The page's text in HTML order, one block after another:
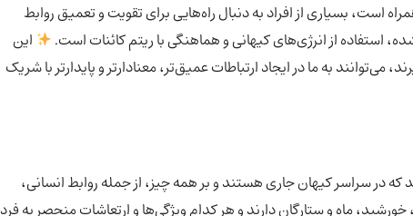
است، بسیاری از افراد به دنبال راه‌هایی برای تقویت و تعمیق روابط
از انرژی‌های کیهانی و هماهنگی با ریتم کائنات است.
این
به ما در ایجاد ارتباطات عمیق‌تر، معنادارتر و پایدارتر با شریک
که در سراسر کیهان جاری هستند و بر همه چیز، از جمله روابط انسانی،
ماه و ستارگان دارند و هر کدام ویژگی‌ها و ارتعاشات منحصر به فرد